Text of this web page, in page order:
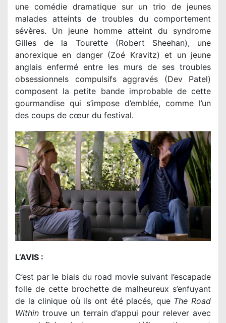
une comédie dramatique sur un trio de jeunes
malades atteints de troubles du comportement
sévères. Un jeune homme atteint du syndrome
Gilles de la Tourette (Robert Sheehan), une
anorexique en danger (Zoé Kravitz) et un jeune
anglais enfermé entre les murs de ses troubles
obsessionnels compulsifs aggravés (Dev Patel)
composent la petite bande improbable de cette
gourmandise qui s’impose d’emblée, comme l’un
des coups de cœur du festival.
L’AVIS :
C’est par le biais du road movie suivant l’escapade
folle de cette brochette de malheureux s’enfuyant
de la clinique où ils ont été placés, que The Road
Within trouve un terrain d’appui pour relever avec